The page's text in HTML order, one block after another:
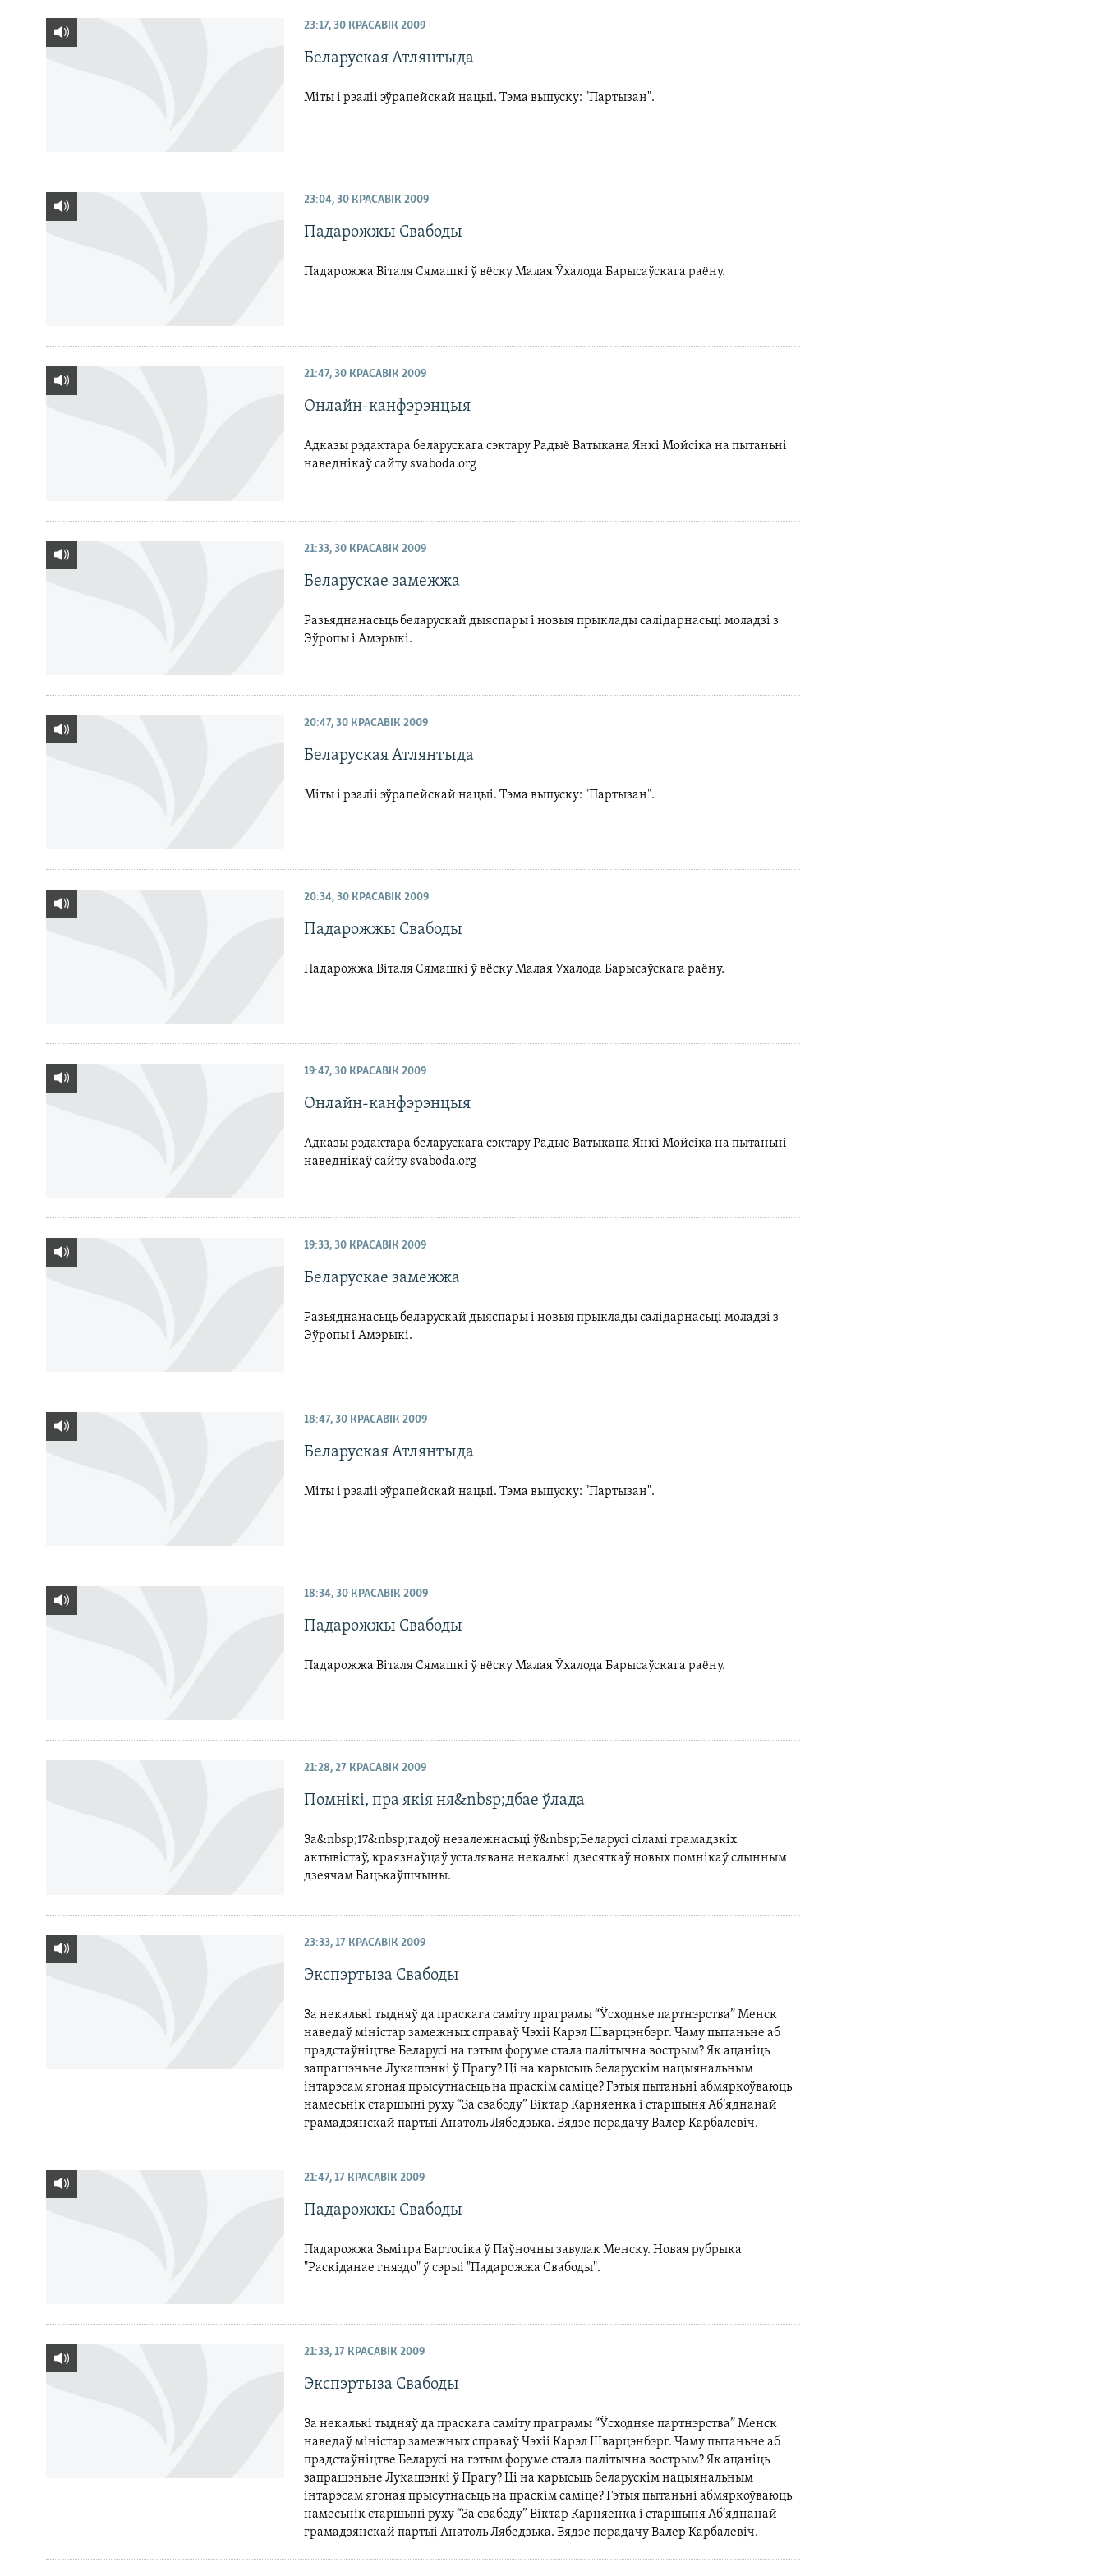
23:17, 30 КРАСАВІК 2009
Беларуская Атлянтыда
Міты і рэаліі эўрапейскай нацыі. Тэма выпуску: "Партызан".
23:04, 30 КРАСАВІК 2009
Падарожжы Свабоды
Падарожжа Віталя Сямашкі ў вёску Малая Ўхалода Барысаўскага раёну.
21:47, 30 КРАСАВІК 2009
Онлайн-канфэрэнцыя
Адказы рэдактара беларускага сэктару Радыё Ватыкана Янкі Мойсіка на пытаньні
наведнікаў сайту svaboda.org
21:33, 30 КРАСАВІК 2009
Беларускае замежжа
Разьяднанасьць беларускай дыяспары і новыя прыклады салідарнасьці моладзі з
Эўропы і Амэрыкі.
20:47, 30 КРАСАВІК 2009
Беларуская Атлянтыда
Міты і рэаліі эўрапейскай нацыі. Тэма выпуску: "Партызан".
20:34, 30 КРАСАВІК 2009
Падарожжы Свабоды
Падарожжа Віталя Сямашкі ў вёску Малая Ухалода Барысаўскага раёну.
19:47, 30 КРАСАВІК 2009
Онлайн-канфэрэнцыя
Адказы рэдактара беларускага сэктару Радыё Ватыкана Янкі Мойсіка на пытаньні
наведнікаў сайту svaboda.org
19:33, 30 КРАСАВІК 2009
Беларускае замежжа
Разьяднанасьць беларускай дыяспары і новыя прыклады салідарнасьці моладзі з
Эўропы і Амэрыкі.
18:47, 30 КРАСАВІК 2009
Беларуская Атлянтыда
Міты і рэаліі эўрапейскай нацыі. Тэма выпуску: "Партызан".
18:34, 30 КРАСАВІК 2009
Падарожжы Свабоды
Падарожжа Віталя Сямашкі ў вёску Малая Ўхалода Барысаўскага раёну.
21:28, 27 КРАСАВІК 2009
Помнікі, пра якія ня&nbsp;дбае ўлада
За&nbsp;17&nbsp;гадоў незалежнасьці ў&nbsp;Беларусі сіламі грамадзкіх
актывістаў, краязнаўцаў усталявана некалькі дзесяткаў новых помнікаў слынным
дзеячам Бацькаўшчыны.
23:33, 17 КРАСАВІК 2009
Экспэртыза Свабоды
За некалькі тыдняў да праскага саміту праграмы “Ўсходняе партнэрства” Менск
наведаў міністар замежных справаў Чэхіі Карэл Шварцэнбэрг. Чаму пытаньне аб
прадстаўніцтве Беларусі на гэтым форуме стала палітычна вострым? Як ацаніць
запрашэньне Лукашэнкі ў Прагу? Ці на карысьць беларускім нацыянальным
інтарэсам ягоная прысутнасьць на праскім саміце? Гэтыя пытаньні абмяркоўваюць
намесьнік старшыні руху “За свабоду” Віктар Карняенка і старшыня Аб’яднанай
грамадзянскай партыі Анатоль Лябедзька. Вядзе перадачу Валер Карбалевіч.
21:47, 17 КРАСАВІК 2009
Падарожжы Свабоды
Падарожжа Зьмітра Бартосіка ў Паўночны завулак Менску. Новая рубрыка
"Раскіданае гняздо" ў сэрыі "Падарожжа Свабоды".
21:33, 17 КРАСАВІК 2009
Экспэртыза Свабоды
За некалькі тыдняў да праскага саміту праграмы “Ўсходняе партнэрства” Менск
наведаў міністар замежных справаў Чэхіі Карэл Шварцэнбэрг. Чаму пытаньне аб
прадстаўніцтве Беларусі на гэтым форуме стала палітычна вострым? Як ацаніць
запрашэньне Лукашэнкі ў Прагу? Ці на карысьць беларускім нацыянальным
інтарэсам ягоная прысутнасьць на праскім саміце? Гэтыя пытаньні абмяркоўваюць
намесьнік старшыні руху “За свабоду” Віктар Карняенка і старшыня Аб’яднанай
грамадзянскай партыі Анатоль Лябедзька. Вядзе перадачу Валер Карбалевіч.